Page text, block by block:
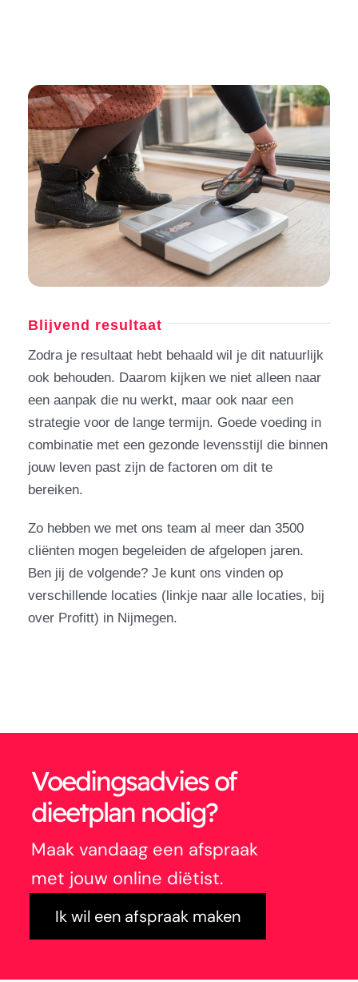
Blijvend resultaat
Zodra je resultaat hebt behaald wil je dit natuurlijk
ook behouden. Daarom kijken we niet alleen naar
een aanpak die nu werkt, maar ook naar een
strategie voor de lange termijn. Goede voeding in
combinatie met een gezonde levensstijl die binnen
jouw leven past zijn de factoren om dit te
bereiken.
Zo hebben we met ons team al meer dan 3500
cliënten mogen begeleiden de afgelopen jaren.
Ben jij de volgende? Je kunt ons vinden op
verschillende locaties (linkje naar alle locaties, bij
over Profitt) in Nijmegen.
Voedingsadvies of
dieetplan nodig?
Maak vandaag een afspraak
met jouw online diëtist.
Ik wil een afspraak maken